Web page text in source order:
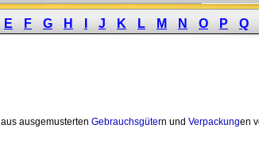
E F G H J K L M N O P Q
aus ausgemusterten Gebrauchsgütern und Verpackungen